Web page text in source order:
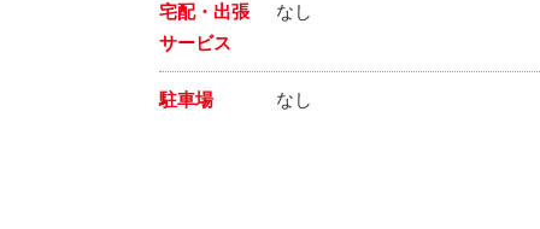
宅配・出張
サービス
なし
駐車場 なし